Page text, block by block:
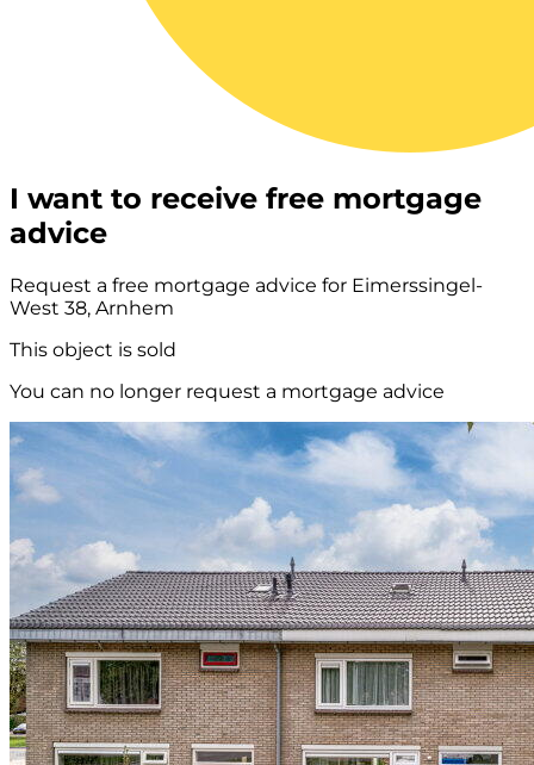
I want to receive free mortgage
advice
Request a free mortgage advice for Eimerssingel-
West 38, Arnhem
This object is sold
You can no longer request a mortgage advice